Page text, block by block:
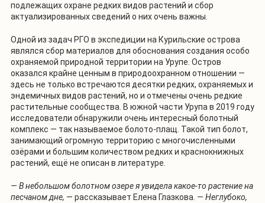
подлежащих охране редких видов растений и сбор
актуализированных сведений о них очень важны.
Одной из задач РГО в экспедиции на Курильские острова
являлся сбор материалов для обоснования создания особо
охраняемой природной территории на Урупе. Остров
оказался крайне ценным в природоохранном отношении —
здесь не только встречаются десятки редких, охраняемых и
эндемичных видов растений, но и отмечены очень редкие
растительные сообщества. В южной части Урупа в 2019 году
исследователи обнаружили очень интересный болотный
комплекс — так называемое болото-плащ. Такой тип болот,
занимающий огромную территорию с многочисленными
озёрами и большим количеством редких и краснокнижных
растений, ещё не описан в литературе.
— В небольшом болотном озере я увидела какое-то растение на
песчаном дне, — рассказывает Елена Глазкова. — Неглубоко,